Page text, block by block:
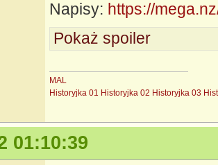
Napisy: https://
Pokaż spoiler
MAL
Historyjka 01 Historyjka 02 Historyjka 03
01:10:39